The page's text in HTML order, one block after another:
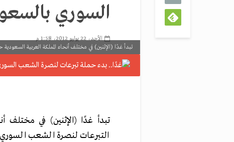
السوري
الأحد، 22 يوليو 2012، 1:58 م
تبدأ غدًا (الإثنين) في مختلف أنحاء المملكة العربية
تبدأ غدًا (الإثنين) في مختلف
التبرعات لنصرة الشعب